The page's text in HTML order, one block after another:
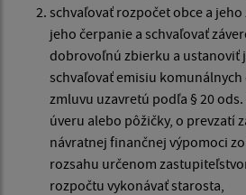
schvaľovať rozpočet obce a
jeho čerpanie a schvaľovať
dobrovoľnú zbierku a ustanoviť
schvaľovať emisiu
zmluvu uzavretú podľa § 20
úveru alebo pôžičky, o prevzatí
návratnej finančnej výpomoci
rozsahu určenom
rozpočtu vykonávať starosta,